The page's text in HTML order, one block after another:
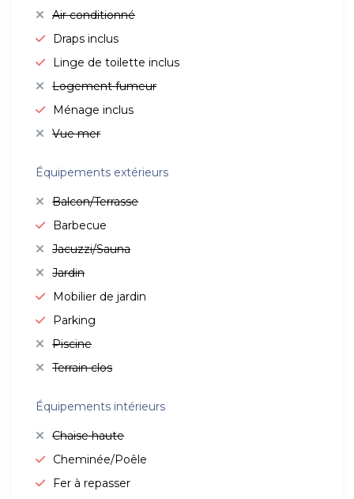
Air conditionné
Draps inclus
Linge de toilette inclus
Logement fumeur
Ménage inclus
Vue mer
Équipements extérieurs
Balcon/Terrasse
Barbecue
Jacuzzi/Sauna
Jardin
Mobilier de jardin
Parking
Piscine
Terrain clos
Équipements intérieurs
Chaise haute
Cheminée/Poêle
Fer à repasser